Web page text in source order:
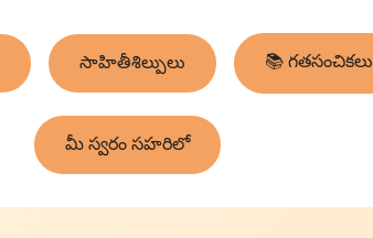
సాహితీశిల్పులు 📚 గతసంచికలు
మీ స్వరం సహరిలో